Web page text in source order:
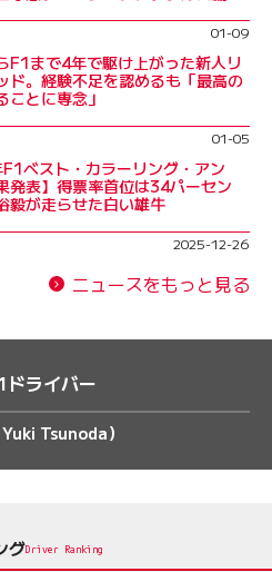
01-09
F1まで4年で駆け上がった新人リ
ド。経験不足を認めるも「最高の
ことに専念」
01-05
F1ベスト・カラーリング・アン
発表】得票率首位は34パーセン
毅が走らせた白い雄牛
2025-12-26
ニュースをもっと見る
ドライバー
Tsunoda）
グDriver Ranking